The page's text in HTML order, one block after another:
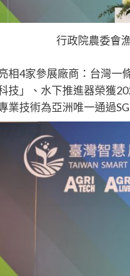
行政院農委會
相4家參展廠商：台灣一
技」、水下推進器榮獲
業技術為亞洲唯一通過